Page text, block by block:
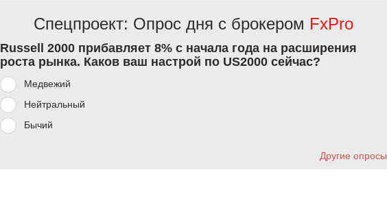
Спецпроект: Опрос дня с брокером FxPro
Russell 2000 прибавляет 8% с начала года на расширения
роста рынка. Каков ваш настрой по US2000 сейчас?
Медвежий
Нейтральный
Бычий
Другие опросы